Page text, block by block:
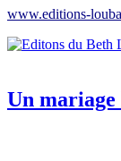
www.editions-
Un mariage